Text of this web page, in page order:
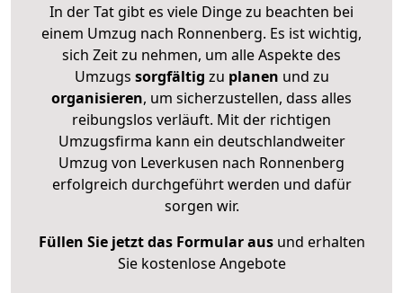
In der Tat gibt es viele Dinge zu beachten bei
einem Umzug nach Ronnenberg. Es ist wichtig,
sich Zeit zu nehmen, um alle Aspekte des
Umzugs sorgfältig zu planen und zu
organisieren, um sicherzustellen, dass alles
reibungslos verläuft. Mit der richtigen
Umzugsfirma kann ein deutschlandweiter
Umzug von Leverkusen nach Ronnenberg
erfolgreich durchgeführt werden und dafür
sorgen wir.
Füllen Sie jetzt das Formular ausund erhalten
Sie kostenlose Angebote